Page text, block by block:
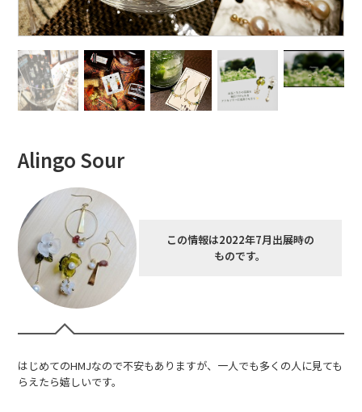
Alingo Sour
この情報は2022年7月出展時の
ものです。
はじめてのHMJなので不安もありますが、一人でも多くの人に見ても
らえたら嬉しいです。